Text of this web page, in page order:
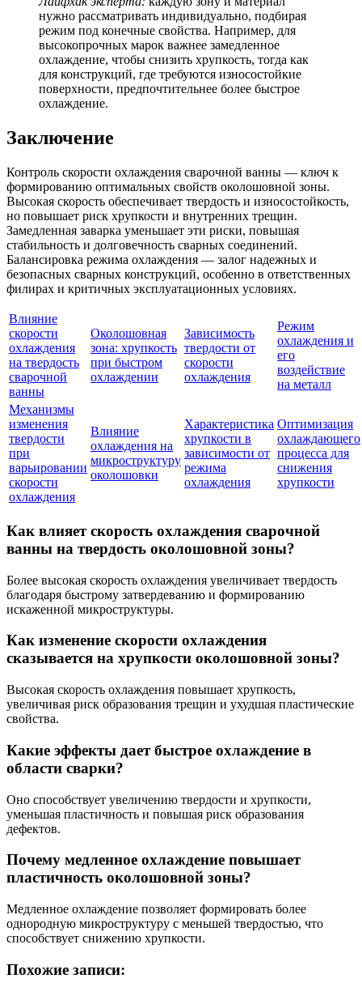
нужно рассматривать индивидуально, подбирая
режим под конечные свойства. Например, для
высокопрочных марок важнее замедленное
охлаждение, чтобы снизить хрупкость, тогда как
для конструкций, где требуются износостойкие
поверхности, предпочтительнее более быстрое
охлаждение.
Заключение
Контроль скорости охлаждения сварочной ванны — ключ к
формированию оптимальных свойств околошовной зоны.
Высокая скорость обеспечивает твердость и износостойкость,
но повышает риск хрупкости и внутренних трещин.
Замедленная заварка уменьшает эти риски, повышая
стабильность и долговечность сварных соединений.
Балансировка режима охлаждения — залог надежных и
безопасных сварных конструкций, особенно в ответственных
филирах и критичных эксплуатационных условиях.
Влияние
скорости
охлаждения
на твердость
сварочной
ванны
Околошовная
зона: хрупкость
при быстром
охлаждении
Зависимость
твердости от
скорости
охлаждения
Режим
охлаждения и
его
воздействие
на металл
Механизмы
изменения
твердости
при
варьировании
скорости
охлаждения
Влияние
охлаждения на
микроструктуру
околошовки
Характеристика
хрупкости в
зависимости от
режима
охлаждения
Оптимизация
охлаждающего
процесса для
снижения
хрупкости
Как влияет скорость охлаждения сварочной
ванны на твердость околошовной зоны?
Более высокая скорость охлаждения увеличивает твердость
благодаря быстрому затвердеванию и формированию
искаженной микроструктуры.
Как изменение скорости охлаждения
сказывается на хрупкости околошовной зоны?
Высокая скорость охлаждения повышает хрупкость,
увеличивая риск образования трещин и ухудшая пластические
свойства.
Какие эффекты дает быстрое охлаждение в
области сварки?
Оно способствует увеличению твердости и хрупкости,
уменьшая пластичность и повышая риск образования
дефектов.
Почему медленное охлаждение повышает
пластичность околошовной зоны?
Медленное охлаждение позволяет формировать более
однородную микроструктуру с меньшей твердостью, что
способствует снижению хрупкости.
Похожие записи: